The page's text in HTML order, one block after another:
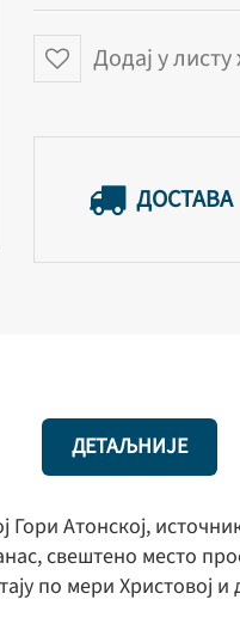
Додај у
ДОСТАВА
ДЕТАЉНИЈЕ
Атонској,
свештено место
по мери